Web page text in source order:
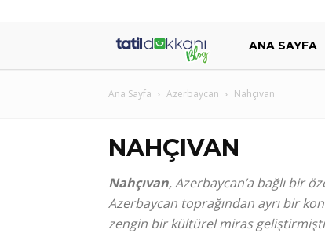
Tatil
Dükkanı
Blog
ANA SAYFA
Ana Sayfa Azerbaycan Nahçıvan
NAHÇIVAN
Nahçıvan, Azerbaycan’a bağlı bir
Azerbaycan toprağından ayrı bir
zengin bir kültürel miras